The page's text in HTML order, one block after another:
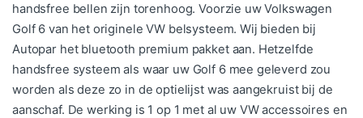
handsfree bellen zijn torenhoog. Voorzie uw Volkswagen
Golf 6 van het originele VW belsysteem. Wij bieden bij
Autopar het bluetooth premium pakket aan. Hetzelfde
handsfree systeem als waar uw Golf 6 mee geleverd zou
worden als deze zo in de optielijst was aangekruist bij de
aanschaf. De werking is 1 op 1 met al uw VW accessoires en